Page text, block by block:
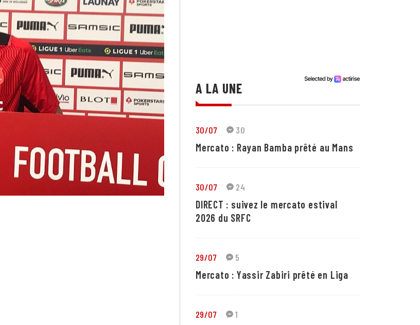
A LA UNE
30/07 30
Mercato : Rayan Bamba prêté au Mans
30/07 24
DIRECT : suivez le mercato estival
2026 du SRFC
29/07 5
Mercato : Yassir Zabiri prêté en Liga
29/07 1